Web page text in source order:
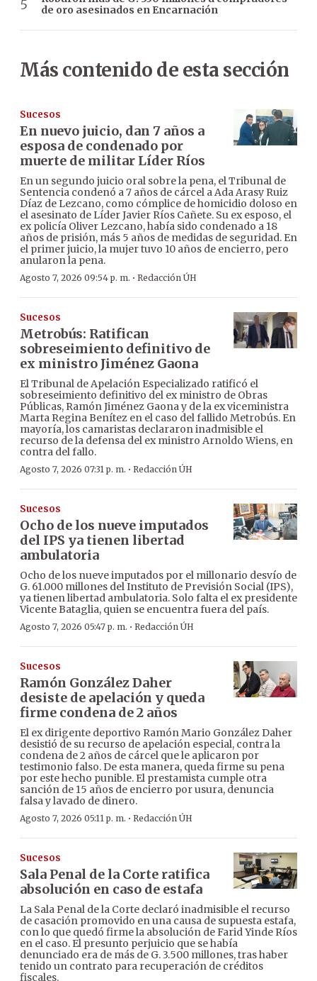
de oro asesinados en Encarnación
Más contenido de esta sección
Sucesos
En nuevo juicio, dan 7 años a
esposa de condenado por
muerte de militar Líder Ríos
En un segundo juicio oral sobre la pena, el Tribunal de
Sentencia condenó a 7 años de cárcel a Ada Arasy Ruiz
Díaz de Lezcano, como cómplice de homicidio doloso en
el asesinato de Líder Javier Ríos Cañete. Su ex esposo, el
ex policía Oliver Lezcano, había sido condenado a 18
años de prisión, más 5 años de medidas de seguridad. En
el primer juicio, la mujer tuvo 10 años de encierro, pero
anularon la pena.
Agosto 7, 2026 09:54 p. m. · Redacción ÚH
Sucesos
Metrobús: Ratifican
sobreseimiento definitivo de
ex ministro Jiménez Gaona
El Tribunal de Apelación Especializado ratificó el
sobreseimiento definitivo del ex ministro de Obras
Públicas, Ramón Jiménez Gaona y de la ex viceministra
Marta Regina Benítez en el caso del fallido Metrobús. En
mayoría, los camaristas declararon inadmisible el
recurso de la defensa del ex ministro Arnoldo Wiens, en
contra del fallo.
Agosto 7, 2026 07:31 p. m. · Redacción ÚH
Sucesos
Ocho de los nueve imputados
del IPS ya tienen libertad
ambulatoria
Ocho de los nueve imputados por el millonario desvío de
G. 61.000 millones del Instituto de Previsión Social (IPS),
ya tienen libertad ambulatoria. Solo falta el ex presidente
Vicente Bataglia, quien se encuentra fuera del país.
Agosto 7, 2026 05:47 p. m. · Redacción ÚH
Sucesos
Ramón González Daher
desiste de apelación y queda
firme condena de 2 años
El ex dirigente deportivo Ramón Mario González Daher
desistió de su recurso de apelación especial, contra la
condena de 2 años de cárcel que le aplicaron por
testimonio falso. De esta manera, queda firme su pena
por este hecho punible. El prestamista cumple otra
sanción de 15 años de encierro por usura, denuncia
falsa y lavado de dinero.
Agosto 7, 2026 05:11 p. m. · Redacción ÚH
Sucesos
Sala Penal de la Corte ratifica
absolución en caso de estafa
La Sala Penal de la Corte declaró inadmisible el recurso
de casación promovido en una causa de supuesta estafa,
con lo que quedó firme la absolución de Farid Yinde Ríos
en el caso. El presunto perjuicio que se había
denunciado era de más de G. 3.500 millones, tras haber
tenido un contrato para recuperación de créditos
fiscales.